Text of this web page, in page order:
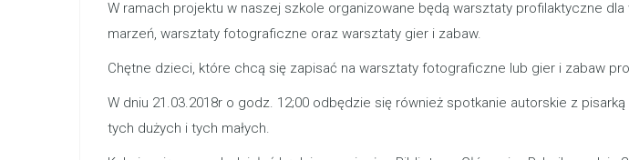
W ramach projektu w naszej szkole organizowane będą warsztaty profilaktyczne
marzeń, warsztaty fotograficzne oraz warsztaty gier i zabaw.
Chętne dzieci, które chcą się zapisać na warsztaty fotograficzne lub gier i zabaw
W dniu 21.03.2018r o godz. 12;00 odbędzie się również spotkanie autorskie z
tych dużych i tych małych.